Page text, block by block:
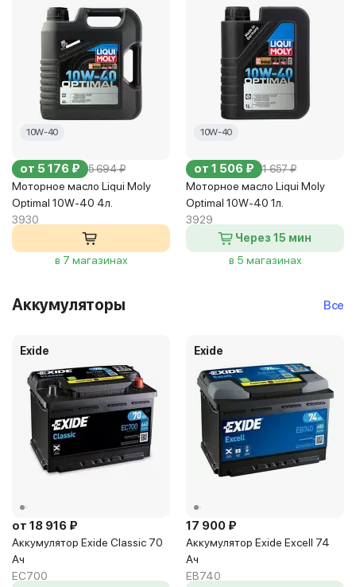
10W-40
от 5 176 ₽ 5 694 ₽
Моторное масло Liqui Moly
Optimal 10W-40 4л.
3930
в 7 магазинах
10W-40
от 1 506 ₽ 1 657 ₽
Моторное масло Liqui Moly
Optimal 10W-40 1л.
3929
Через 15 мин
в 5 магазинах
Аккумуляторы Все
Exide
от 18 916 ₽
Аккумулятор Exide Classic 70
Ач
EC700
Exide
17 900 ₽
Аккумулятор Exide Excell 74
Ач
EB740